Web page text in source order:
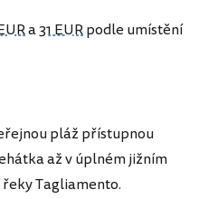
a31 EURpodle umístění
pláž přístupnou
až v úplném jižním
Tagliamento.